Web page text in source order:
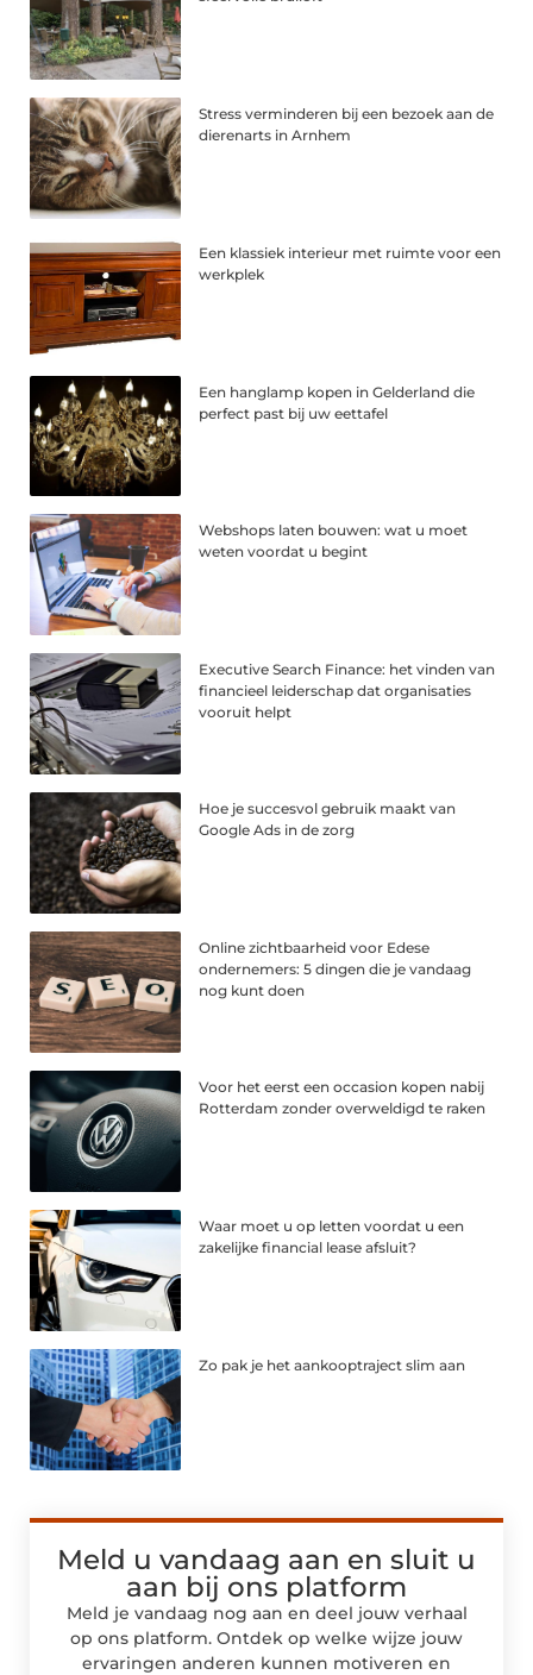
Stress verminderen bij een bezoek aan de
dierenarts in Arnhem
Een klassiek interieur met ruimte voor een
werkplek
Een hanglamp kopen in Gelderland die
perfect past bij uw eettafel
Webshops laten bouwen: wat u moet
weten voordat u begint
Executive Search Finance: het vinden van
financieel leiderschap dat organisaties
vooruit helpt
Hoe je succesvol gebruik maakt van
Google Ads in de zorg
Online zichtbaarheid voor Edese
ondernemers: 5 dingen die je vandaag
nog kunt doen
Voor het eerst een occasion kopen nabij
Rotterdam zonder overweldigd te raken
Waar moet u op letten voordat u een
zakelijke financial lease afsluit?
Zo pak je het aankooptraject slim aan
Meld u vandaag aan en sluit u
aan bij ons platform
Meld je vandaag nog aan en deel jouw verhaal
op ons platform. Ontdek op welke wijze jouw
ervaringen anderen kunnen motiveren en